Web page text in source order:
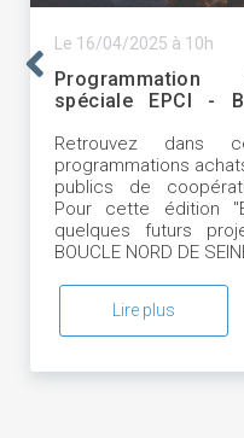
Le 16/04/2025 à 10h
spéciale EPCI -
Retrouvez dans
programmations
publics de
Pour cette édition
quelques futurs
BOUCLE NORD DE
Lire plus